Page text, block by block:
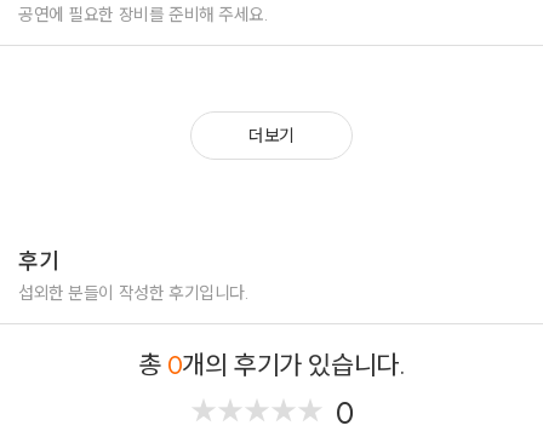
공연에 필요한 장비를 준비해 주세요.
더보기
후기
섭외한 분들이 작성한 후기입니다.
총 0개의 후기가 있습니다.
★★★★★
★★★★★ 0